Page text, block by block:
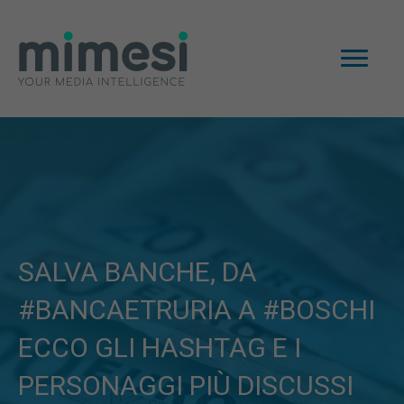
SALVA BANCHE, DA
#BANCAETRURIA A #BOSCHI
ECCO GLI HASHTAG E I
PERSONAGGI PIÙ DISCUSSI